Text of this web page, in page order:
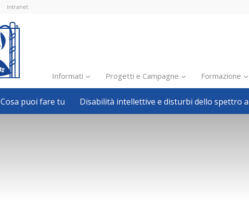
Intranet
Informati
Inclusione scolastica
Inclusione lavorativa
Progetti e Campagne Formazione
Cosa puoi fare tu Disabilità intellettive e disturbi dello spettro